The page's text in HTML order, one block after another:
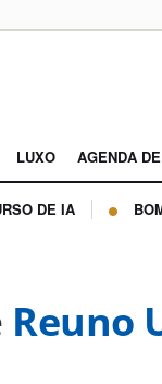
LUXO AGENDA
DE IA
Reuno